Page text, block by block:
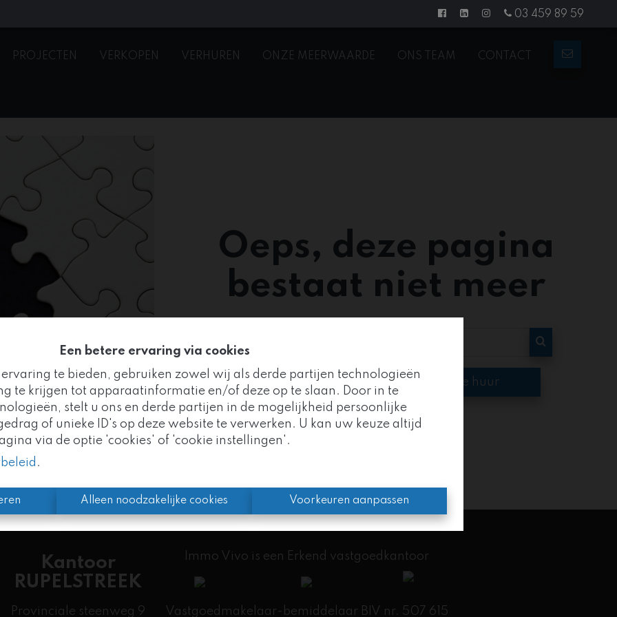
Een betere ervaring via cookies
te bieden, gebruiken zowel wij als derde partijen technologieën
te krijgen tot apparaatinformatie en/of deze op te slaan. Door in te
stelt u ons en derde partijen in de mogelijkheid persoonlijke
of unieke ID's op deze website te verwerken. U kan uw keuze altijd
via de optie 'cookies' of 'cookie instellingen'.
.
Alleen noodzakelijke cookies Voorkeuren aanpassen
03 459 89 59
PROJECTEN VERKOPEN VERHUREN ONZE MEERWAARDE ONS TEAM CONTACT
Oeps, deze pagina
bestaat niet meer
Te koop Te huur
Kantoor
RUPELSTREEK
Provinciale steenweg 9
Immo Vivo is een Erkend vastgoedkantoor
Vastgoedmakelaar-bemiddelaar BIV nr. 507 615
Goed nieuws!
Vivo maakt nu deel uit van deAltro Vastgoedgroep
we uw vertrouwde partner, met nog meer expertise en kracht.